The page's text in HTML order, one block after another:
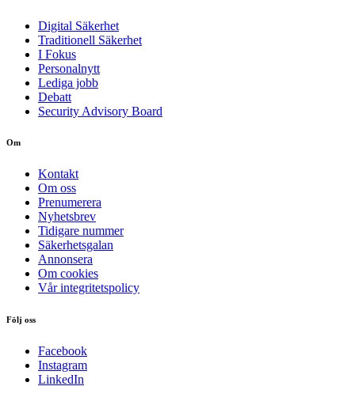
Digital Säkerhet
Traditionell Säkerhet
I Fokus
Personalnytt
Lediga jobb
Debatt
Security Advisory Board
Om
Kontakt
Om oss
Prenumerera
Nyhetsbrev
Tidigare nummer
Säkerhetsgalan
Annonsera
Om cookies
Vår integritetspolicy
Följ oss
Facebook
Instagram
LinkedIn